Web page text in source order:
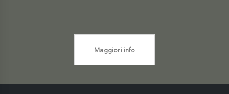
Maggiori info